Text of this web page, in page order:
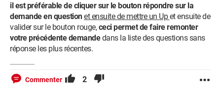
il est préférable de cliquer sur le bouton répondre sur la
demande en questionet ensuite de mettre un Upet ensuite de
valider sur le bouton rouge,ceci permet de faire remonter
votre précédente demandedans la liste des questions sans
réponse les plus récentes.
Commenter 2